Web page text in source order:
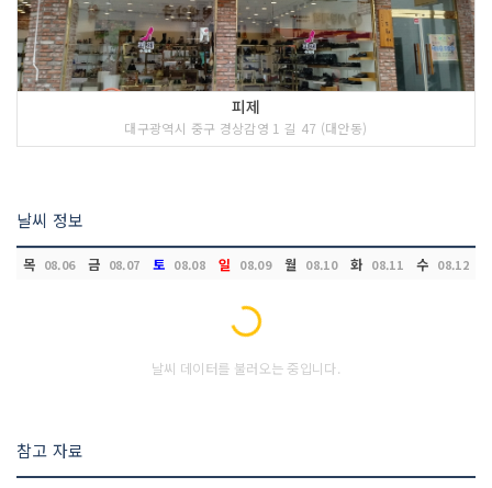
피제
대구광역시 중구 경상감영 1 길 47 (대안동)
날씨 정보
목 08.06 금 08.07 토 08.08 일 08.09 월 08.10 화 08.11 수 08.12
Loading...
날씨 데이터를 불러오는 중입니다.
참고 자료